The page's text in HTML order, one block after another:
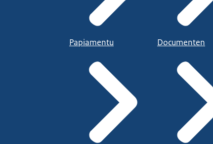
Papiamentu Documenten